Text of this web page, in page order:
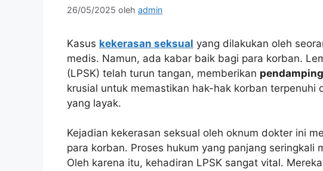
26/05/2025 oleh admin
Kasus kekerasan seksual yang dilakukan oleh
medis. Namun, ada kabar baik bagi para korban.
(LPSK) telah turun tangan, memberikan
krusial untuk memastikan hak-hak korban terpenuhi
yang layak.
Kejadian kekerasan seksual oleh oknum dokter ini
para korban. Proses hukum yang panjang seringkali
Oleh karena itu, kehadiran LPSK sangat vital.